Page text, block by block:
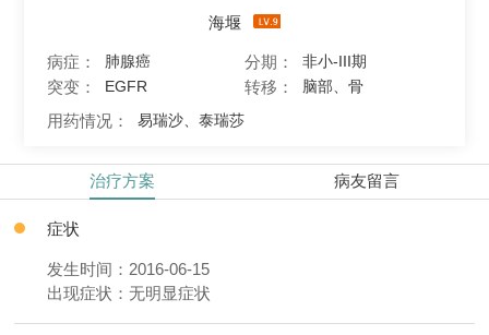
海堰
病症： 肺腺癌 分期： 非小-III期
突变： EGFR 转移： 脑部、骨
用药情况： 易瑞沙、泰瑞莎
治疗方案 病友留言
症状
发生时间：2016-06-15
出现症状：无明显症状